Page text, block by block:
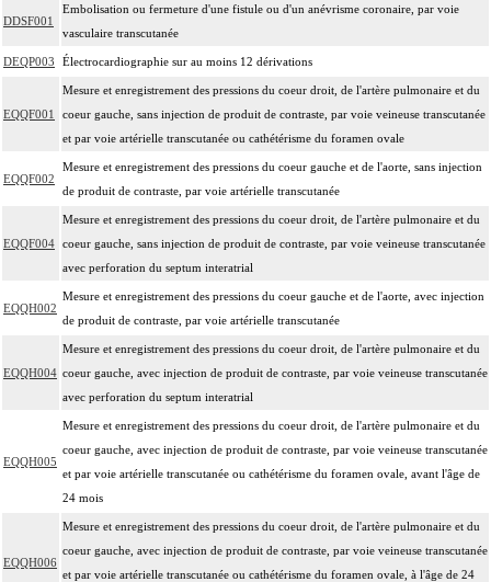
DDSF001
Embolisation ou fermeture d'une fistule ou d'un anévrisme coronaire, par voie
vasculaire transcutanée
DEQP003 Électrocardiographie sur au moins 12 dérivations
EQQF001
Mesure et enregistrement des pressions du coeur droit, de l'artère pulmonaire et du
coeur gauche, sans injection de produit de contraste, par voie veineuse transcutanée
et par voie artérielle transcutanée ou cathétérisme du foramen ovale
EQQF002
Mesure et enregistrement des pressions du coeur gauche et de l'aorte, sans injection
de produit de contraste, par voie artérielle transcutanée
EQQF004
Mesure et enregistrement des pressions du coeur droit, de l'artère pulmonaire et du
coeur gauche, sans injection de produit de contraste, par voie veineuse transcutanée
avec perforation du septum interatrial
EQQH002
Mesure et enregistrement des pressions du coeur gauche et de l'aorte, avec injection
de produit de contraste, par voie artérielle transcutanée
EQQH004
Mesure et enregistrement des pressions du coeur droit, de l'artère pulmonaire et du
coeur gauche, avec injection de produit de contraste, par voie veineuse transcutanée
avec perforation du septum interatrial
EQQH005
Mesure et enregistrement des pressions du coeur droit, de l'artère pulmonaire et du
coeur gauche, avec injection de produit de contraste, par voie veineuse transcutanée
et par voie artérielle transcutanée ou cathétérisme du foramen ovale, avant l'âge de
24 mois
EQQH006
Mesure et enregistrement des pressions du coeur droit, de l'artère pulmonaire et du
coeur gauche, avec injection de produit de contraste, par voie veineuse transcutanée
et par voie artérielle transcutanée ou cathétérisme du foramen ovale, à l'âge de 24